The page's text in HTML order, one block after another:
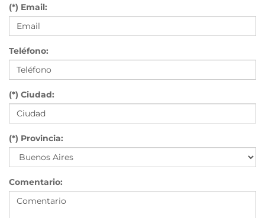
(*) Email:
Teléfono:
(*) Ciudad:
(*) Provincia:
Comentario: